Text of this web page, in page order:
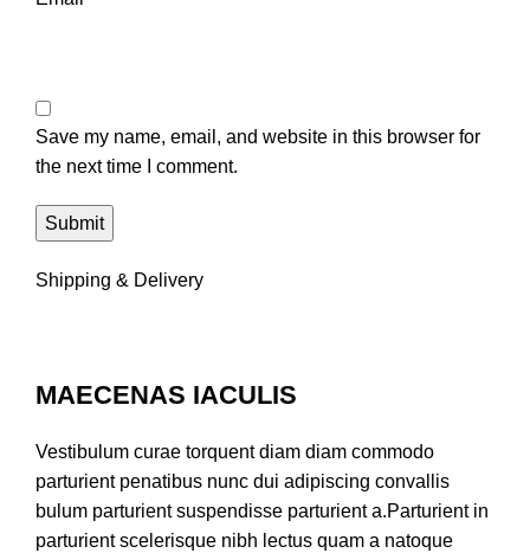
Save my name, email, and website in this browser for
the next time I comment.
Shipping & Delivery
MAECENAS IACULIS
Vestibulum curae torquent diam diam commodo
parturient penatibus nunc dui adipiscing convallis
bulum parturient suspendisse parturient a.Parturient in
parturient scelerisque nibh lectus quam a natoque